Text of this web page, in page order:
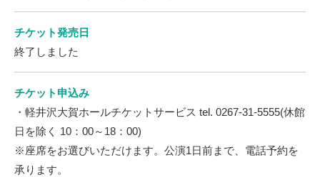
チケット発売日
終了しました
チケット申込み
・軽井沢大賀ホールチケットサービス tel. 0267-31-5555(休館
日を除く 10：00～18：00)
※座席をお選びいただけます。公演1日前まで、電話予約を
承ります。